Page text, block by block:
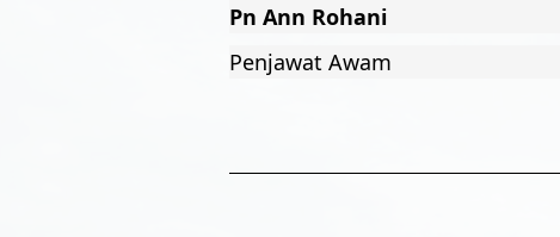
Pn Ann Rohani
Penjawat Awam